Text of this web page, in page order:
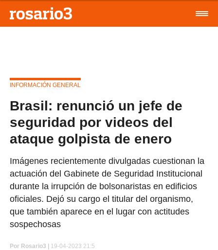
INFORMACIÓN GENERAL
Brasil: renunció un jefe de
seguridad por videos del
ataque golpista de enero
Imágenes recientemente divulgadas cuestionan la
actuación del Gabinete de Seguridad Institucional
durante la irrupción de bolsonaristas en edificios
oficiales. Dejó su cargo el titular del organismo,
que también aparece en el lugar con actitudes
sospechosas
Por Rosario3 | 19-04-2023 21:5